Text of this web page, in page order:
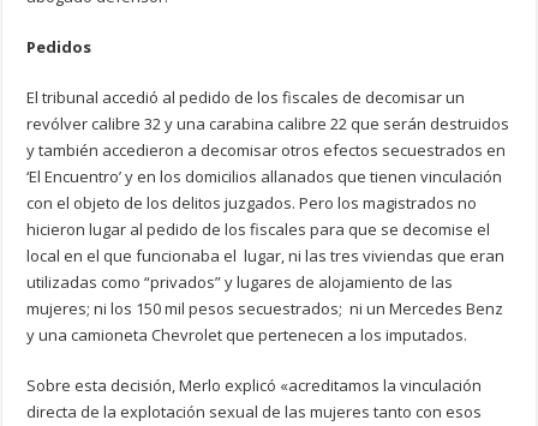
Pedidos
El tribunal accedió al pedido de los fiscales de decomisar un
revólver calibre 32 y una carabina calibre 22 que serán destruidos
y también accedieron a decomisar otros efectos secuestrados en
‘El Encuentro’ y en los domicilios allanados que tienen vinculación
con el objeto de los delitos juzgados. Pero los magistrados no
hicieron lugar al pedido de los fiscales para que se decomise el
local en el que funcionaba el lugar, ni las tres viviendas que eran
utilizadas como “privados” y lugares de alojamiento de las
mujeres; ni los 150 mil pesos secuestrados; ni un Mercedes Benz
y una camioneta Chevrolet que pertenecen a los imputados.
Sobre esta decisión, Merlo explicó «acreditamos la vinculación
directa de la explotación sexual de las mujeres tanto con esos